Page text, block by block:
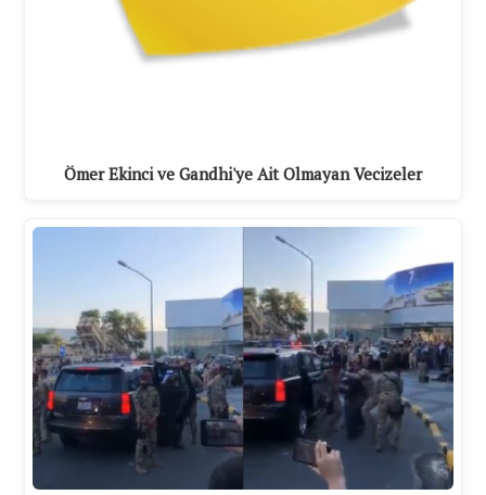
Ömer Ekinci ve Gandhi'ye Ait Olmayan Vecizeler